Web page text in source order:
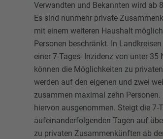
Verwandten und Bekannten wird ab
Es sind nunmehr private
mit einem weiteren Haushalt
Personen beschränkt. In
einer 7-Tages- Inzidenz von unter
können die Möglichkeiten zu
werden auf den eigenen und zwei
zusammen maximal zehn
hiervon ausgenommen. Steigt die 7-
aufeinanderfolgenden Tagen auf
zu privaten Zusammenkünften ab